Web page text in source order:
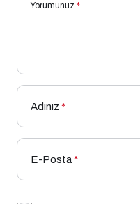
Yorumunuz *
Adınız *
E-Posta*